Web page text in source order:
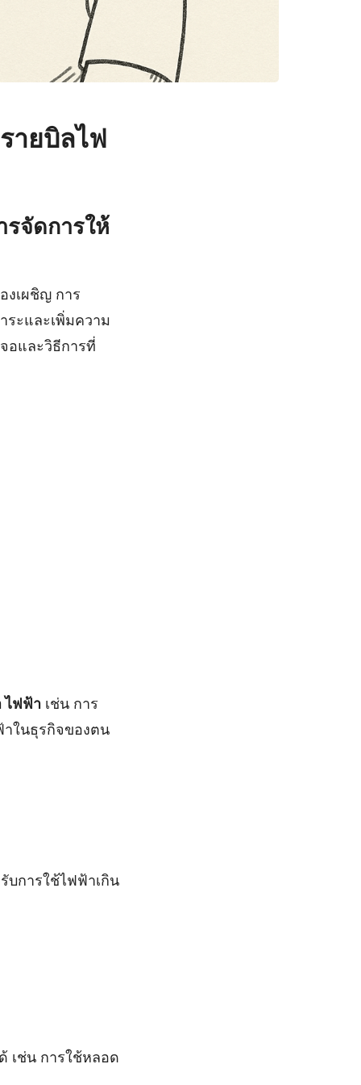
ายบิลไฟ
รจัดการให้
งเผชิญ การ
ระและเพิ่มความ
อและวิธีการที่
ไฟฟ้า เช่น การ
ในธุรกิจของตน
บการใช้ไฟฟ้าเกิน
เช่น การใช้หลอด